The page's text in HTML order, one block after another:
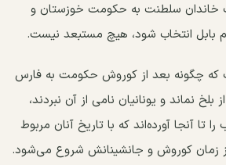
خاندان سلطنت به حکومت خوزستان و
بابل انتخاب شود، هیچ مستبعد نیست.
که چگونه بعد از کوروش حکومت به فارس
نماند و یونانیان نامی از آن نبردند،
تا آنجا آورده‌اند که با تاریخ آنان مربوط
زمان کوروش و جانشینانش شروع می‌شود.